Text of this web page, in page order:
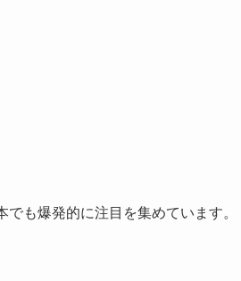
も爆発的に注目を集めています。